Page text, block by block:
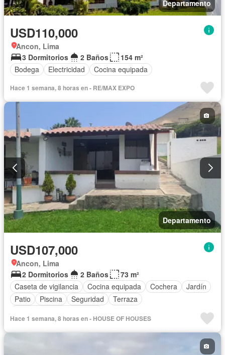
Departamento
USD110,000
Ancon, Lima
3 Dormitorios
2 Baños
154 m²
Bodega
Electricidad Cocina equipada
Hace 1 semana, 8 horas en - RE/MAX EXPO
Departamento
USD107,000
Ancon, Lima
2 Dormitorios
2 Baños
73 m²
Caseta de vigilancia
Cocina equipada Cochera
Jardín
Patio
Piscina Seguridad
Terraza
Hace 1 semana, 8 horas en - HOUSE OF HOUSES